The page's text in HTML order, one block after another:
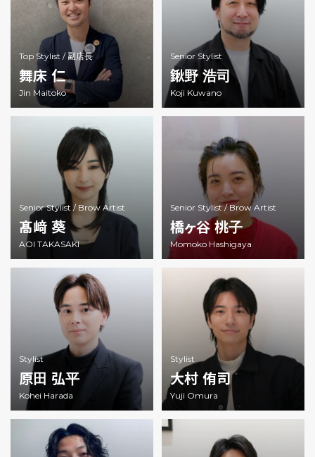
Top Stylist / 副店長
舞床 仁
Jin Maitoko
Senior Stylist
鍬野 浩司
Koji Kuwano
Senior Stylist / Brow Artist
髙﨑 葵
AOI TAKASAKI
Senior Stylist /Brow Artist
橋ヶ谷 桃子
Momoko Hashigaya
Stylist
原田 弘平
Kohei Harada
Stylist
大村 侑司
Yuji Omura